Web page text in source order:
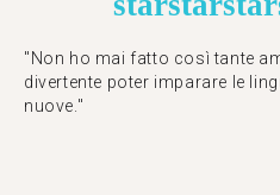
"Non ho mai fatto così tante
divertente poter imparare le
nuove."